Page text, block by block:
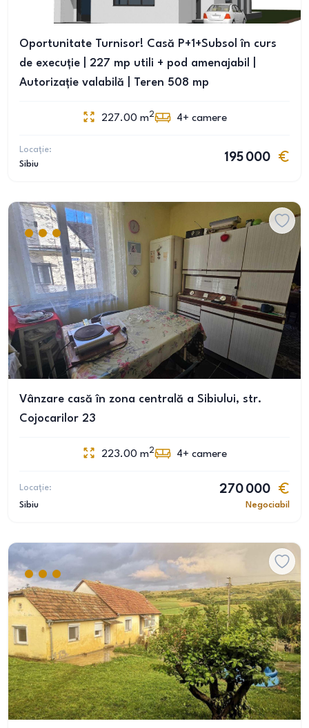
Oportunitate Turnisor! Casă P+1+Subsol în curs
de execuție | 227 mp utili + pod amenajabil |
Autorizație valabilă | Teren 508 mp
227.00 m2 4+ camere
Locație:
Sibiu
195 000
Vânzare casă în zona centrală a Sibiului, str.
Cojocarilor 23
223.00 m2 4+ camere
Locație:
Sibiu
270 000
Negociabil